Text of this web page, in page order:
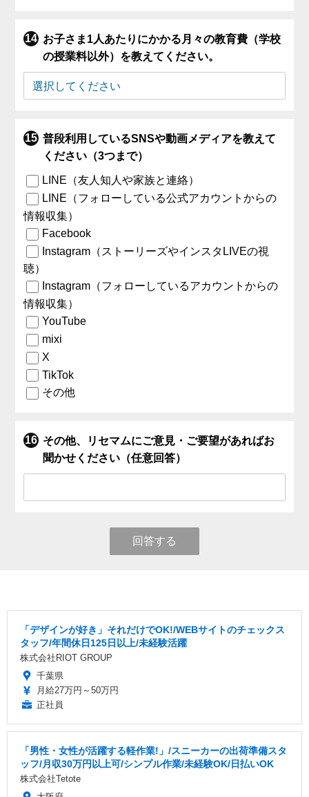
お子さま1人あたりにかかる月々の教育費（学校
の授業料以外）を教えてください。
普段利用しているSNSや動画メディアを教えて
ください（3つまで）
LINE（友人知人や家族と連絡）
LINE（フォローしている公式アカウントからの
情報収集）
Facebook
Instagram（ストーリーズやインスタLIVEの視
聴）
Instagram（フォローしているアカウントからの
情報収集）
YouTube
mixi
X
TikTok
その他
その他、リセマムにご意見・ご要望があればお
聞かせください（任意回答）
回答する
「デザインが好き」それだけでOK!/WEBサイトのチェックス
タッフ/年間休日125日以上/未経験活躍
株式会社RIOT GROUP
千葉県
月給27万円～50万円
正社員
「男性・女性が活躍する軽作業!」/スニーカーの出荷準備スタ
ッフ/月収30万円以上可/シンプル作業/未経験OK/日払いOK
株式会社Tetote